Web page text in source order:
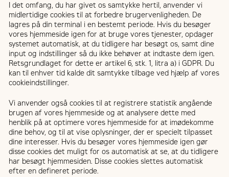
I det omfang, du har givet os samtykke hertil, anvender vi
midlertidige cookies til at forbedre brugervenligheden. De
lagres på din terminal i en bestemt periode. Hvis du besøger
vores hjemmeside igen for at bruge vores tjenester, opdager
systemet automatisk, at du tidligere har besøgt os, samt dine
input og indstillinger så du ikke behøver at indtaste dem igen.
Retsgrundlaget for dette er artikel 6, stk. 1, litra a) i GDPR. Du
kan til enhver tid kalde dit samtykke tilbage ved hjælp af vores
cookieindstillinger.
Vi anvender også cookies til at registrere statistik angående
brugen af vores hjemmeside og at analysere dette med
henblik på at optimere vores hjemmeside for at imødekomme
dine behov, og til at vise oplysninger, der er specielt tilpasset
dine interesser. Hvis du besøger vores hjemmeside igen gør
disse cookies det muligt for os automatisk at se, at du tidligere
har besøgt hjemmesiden. Disse cookies slettes automatisk
efter en defineret periode.